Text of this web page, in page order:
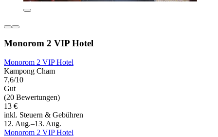
Monorom 2 VIP Hotel
Monorom 2 VIP Hotel
Kampong Cham
7,6/10
Gut
(20 Bewertungen)
13 €
inkl. Steuern & Gebühren
12. Aug.–13. Aug.
Monorom 2 VIP Hotel